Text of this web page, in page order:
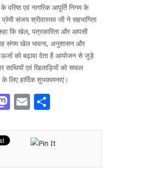
के वरिष्ठ एवं नागरिक आपूर्ति निगम के
संजय श्रीवास्तव जी ने सहभागिता
कि खेल, पत्रकारिता और आपसी
यह संगम खेल भावना, अनुशासन और
को बढ़ावा देता है आयोजन से जुड़े
साथियों एवं खिलाड़ियों को सफल
के लिए हार्दिक शुभकामनाएं।
Mastodon
Email